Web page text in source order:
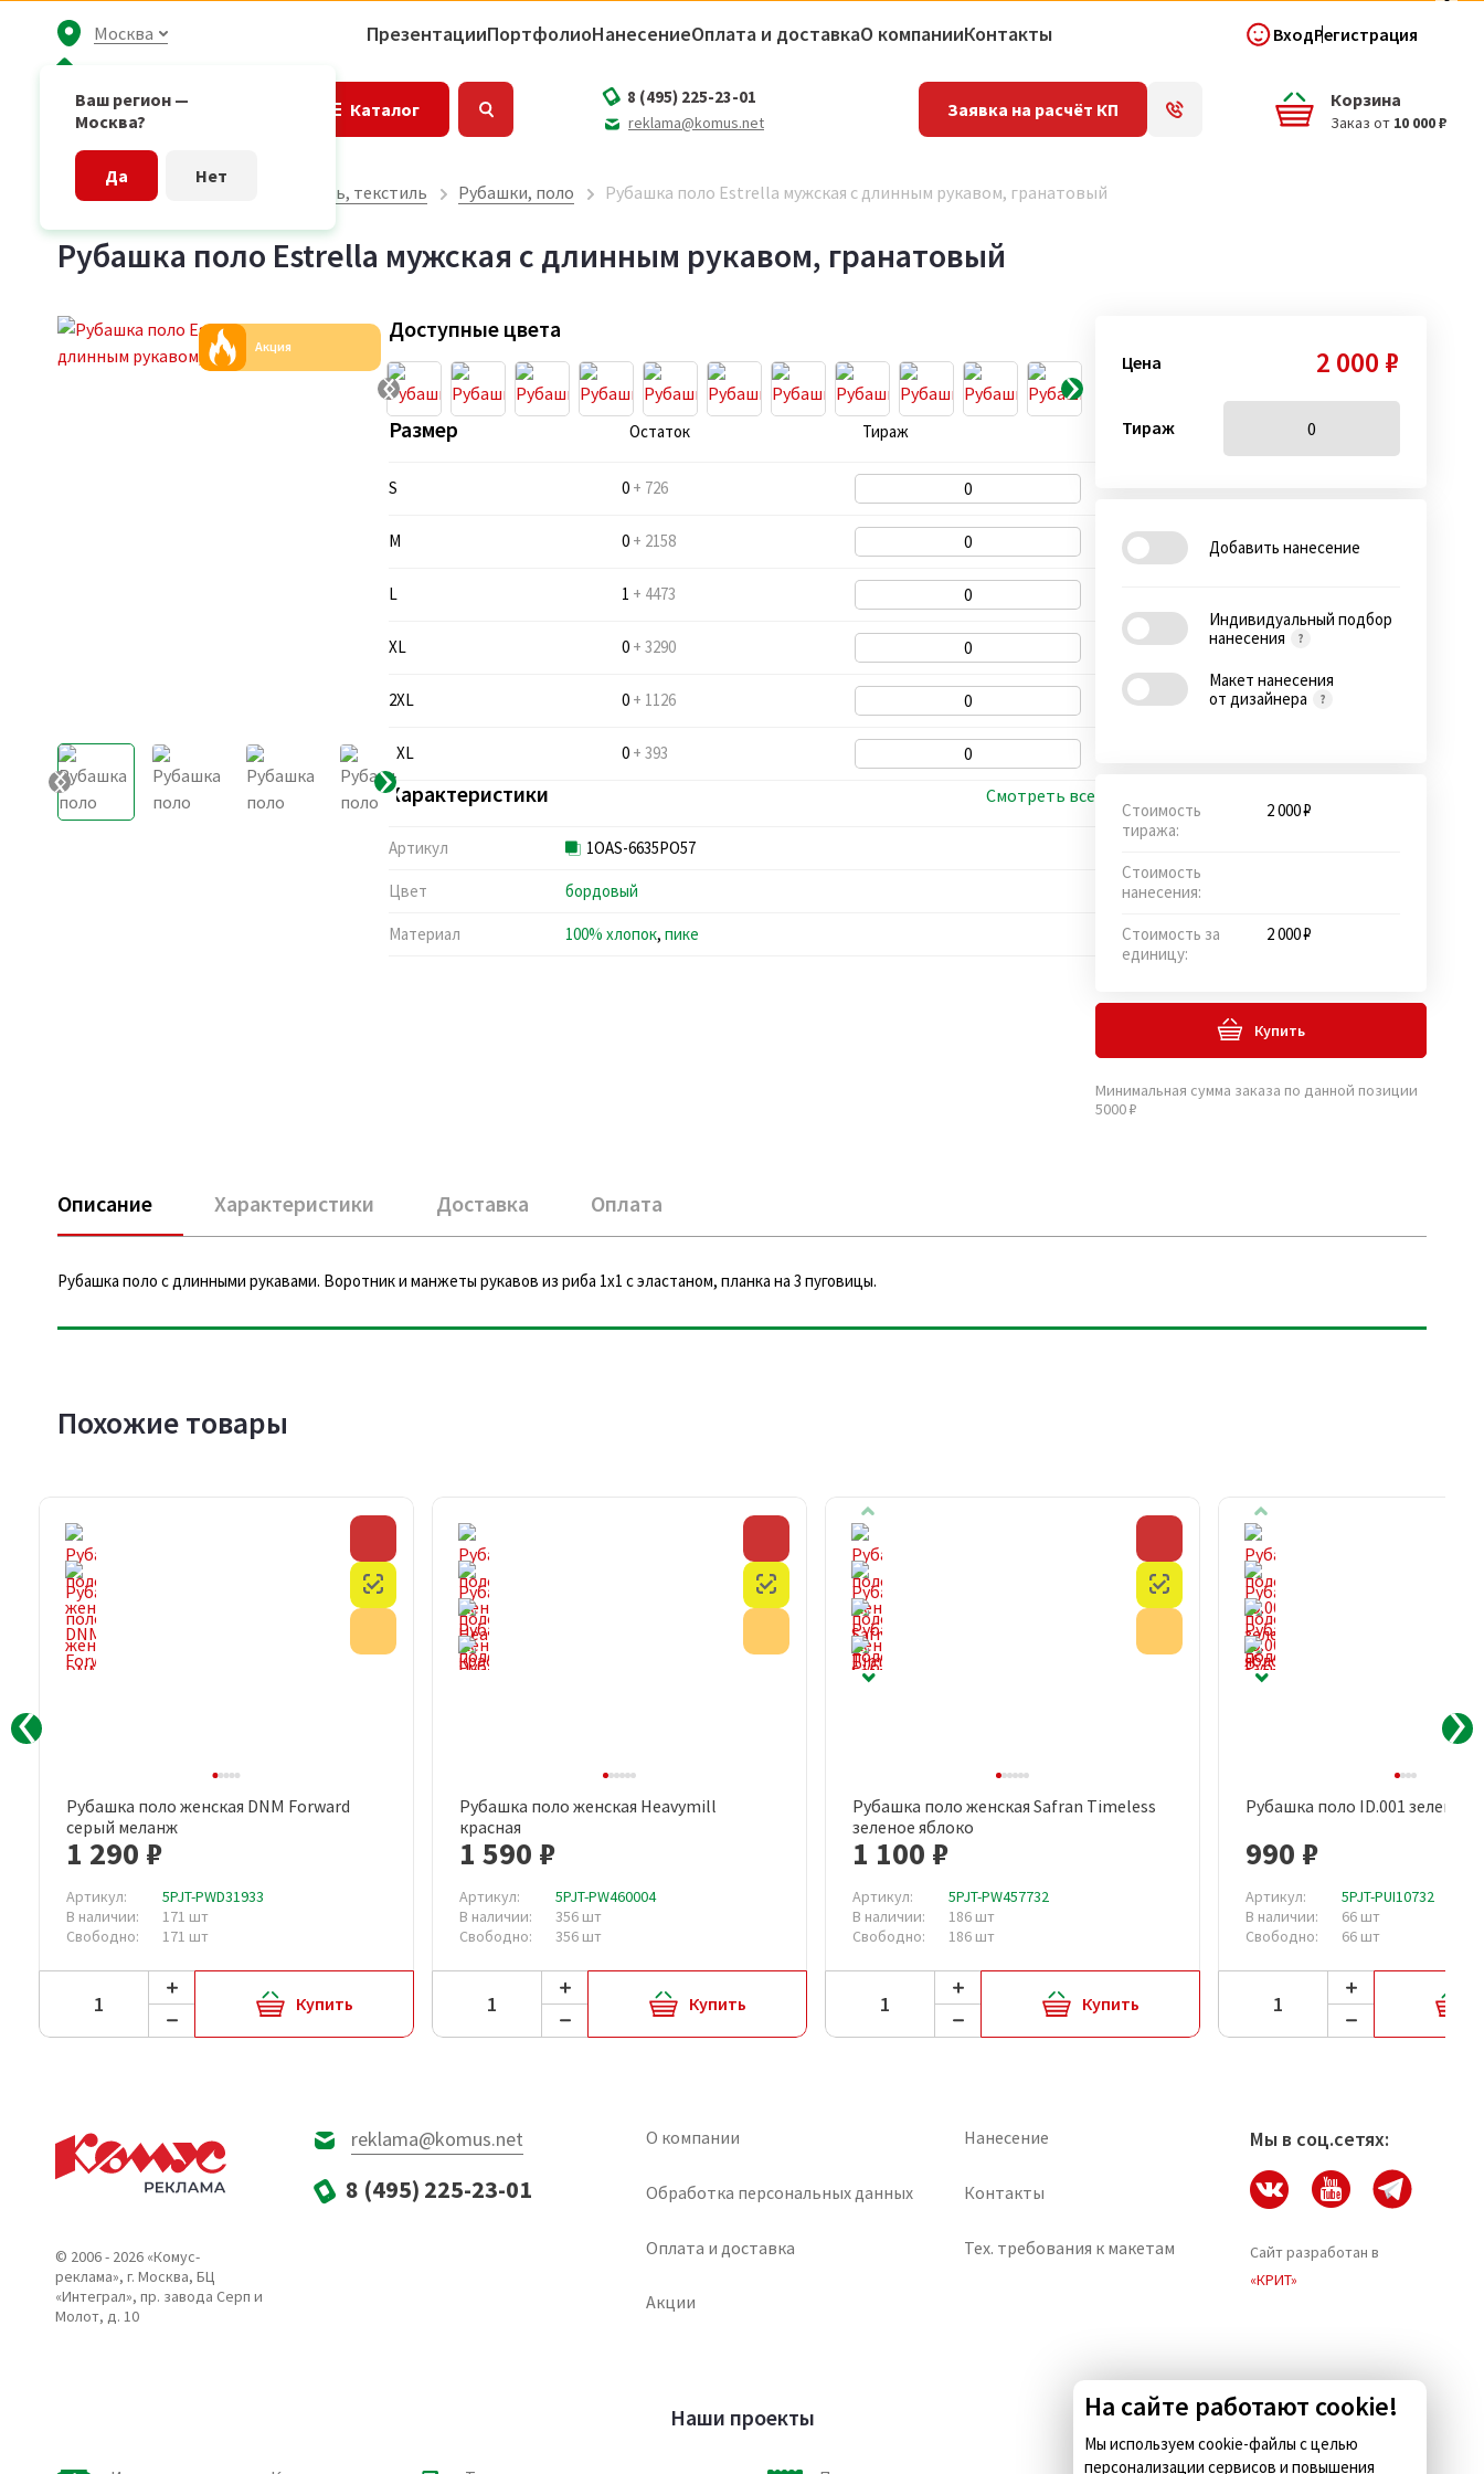
Москва
Ваш регион —
Москва?
Да Нет
ПрезентацииПортфолиоНанесениеОплата и доставкаО компанииКонтакты ВходРегистрация
Каталог Корзина
Заказ от 10 000 ₽
8 (495) 225-23-01
reklama@komus.net
Заявка на расчёт КП
Главная страница Одежда, обувь, текстиль Рубашки, поло Рубашка поло Estrella мужская с длинным рукавом, гранатовый
Рубашка поло Estrella мужская с длинным рукавом, гранатовый
Акция
Доступные цвета
Размер Остаток Тираж
S 0 + 726
M 0 + 2158
L 1 + 4473
XL 0 + 3290
2XL 0 + 1126
3XL 0 + 393
Характеристики Смотреть все
Артикул 1OAS-6635PO57
Цвет бордовый
Материал 100% хлопок, пике
Цена 2 000 ₽
Тираж
Добавить нанесение
Индивидуальный подбор
нанесения
Макет нанесения
от дизайнера
Стоимость
тиража:
2 000 ₽
Стоимость
нанесения:
Стоимость за
единицу:
2 000 ₽
Купить
Минимальная сумма заказа по данной позиции
5000 ₽
Описание Характеристики Доставка Оплата
Рубашка поло с длинными рукавами. Воротник и манжеты рукавов из риба 1х1 с эластаном, планка на 3 пуговицы.
Похожие товары
Честный знак
Внимание
Честный знак
Быстрый просмотр
Рубашка поло женская DNM Forward
серый меланж
1 290 ₽
Артикул:
5PJT-PWD31933
В наличии:
171 шт
Свободно:
171 шт
Купить
Честный знак
Быстрый просмотр
Рубашка поло женская Heavymill
красная
1 590 ₽
Артикул:
5PJT-PW460004
В наличии:
356 шт
Свободно:
356 шт
Купить
Честный знак
Быстрый просмотр
Рубашка поло женская Safran Timeless
зеленое яблоко
1 100 ₽
Артикул:
5PJT-PW457732
В наличии:
186 шт
Свободно:
186 шт
Купить
Быстрый просмотр
Рубашка поло ID.001 зеленое
990 ₽
Артикул:
5PJT-PUI10732
В наличии:
66 шт
Свободно:
66 шт
© 2006 - 2026 «Комус-
реклама», г. Москва, БЦ
«Интеграл», пр. завода Серп и
Молот, д. 10
reklama@komus.net
8 (495) 225-23-01
О компании Нанесение
Обработка персональных данных Контакты
Оплата и доставка Тех. требования к макетам
Акции
Мы в соц.сетях:
Сайт разработан в
«КРИТ»
Наши проекты На сайте работают cookie!
Мы используем cookie-файлы с целью
персонализации сервисов и повышения